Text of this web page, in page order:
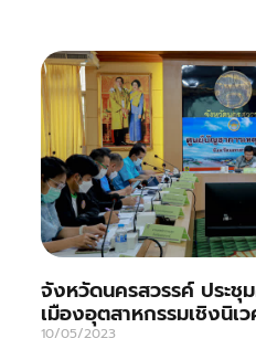
จังหวัดนครสวรรค์ ประ
เมืองอุตสาหกรรมเชิงนิเ
10/05/2023